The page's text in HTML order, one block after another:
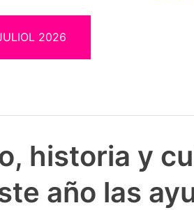
2026
historia y
año las